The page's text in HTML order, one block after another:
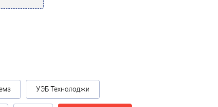
УЭБ Технолоджи